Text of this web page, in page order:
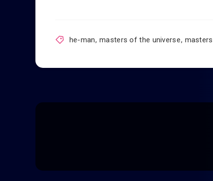
he-man,masters of the universe,